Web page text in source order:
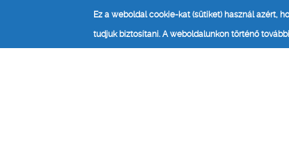
Ez a weboldal cookie-kat (sütiket) használ azért,
tudjuk biztosítani. A weboldalunkon történő